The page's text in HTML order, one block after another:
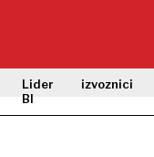
Lider
BI
izvoznici